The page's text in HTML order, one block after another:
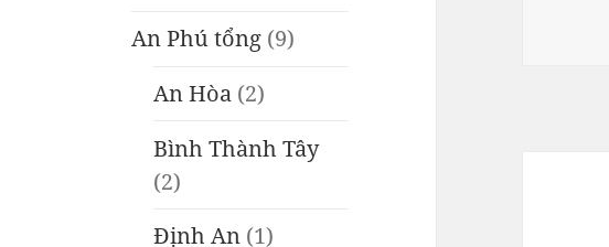
An Phú tổng (9)
An Hòa (2)
Bình Thành Tây
(2)
Định An (1)